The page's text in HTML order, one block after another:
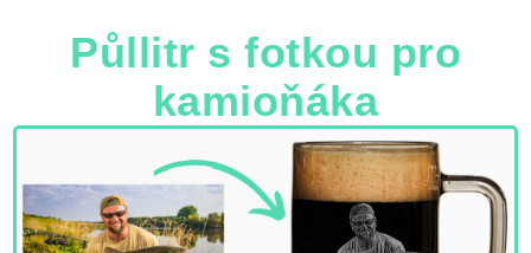
Půllitr s fotkou pro
kamioňáka